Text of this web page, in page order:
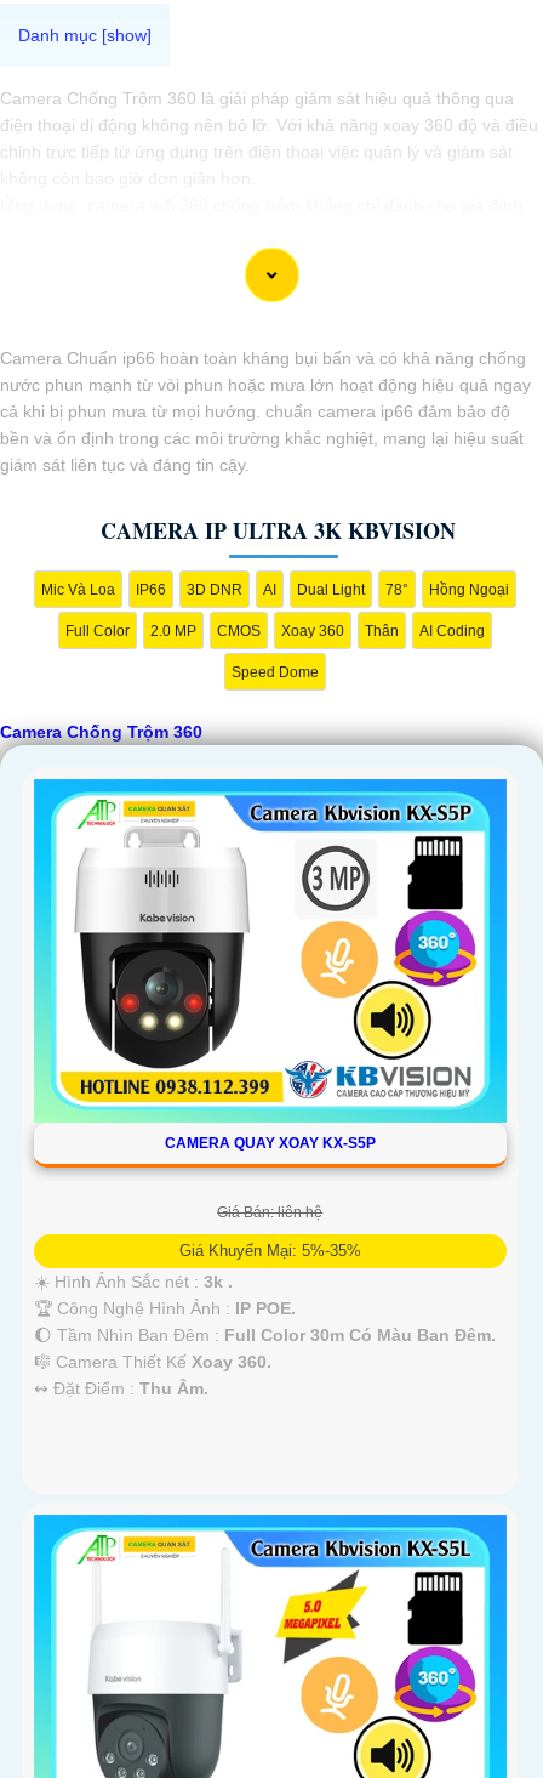
Camera Chống Trộm 360 là giải pháp giám sát hiệu quả thông qua
điện thoại di động không nên bỏ lỡ. Với khả năng xoay 360 độ và điều
chỉnh trực tiếp từ ứng dụng trên điện thoại việc quản lý và giám sát
Camera Chuẩn ip66 hoàn toàn kháng bụi bẩn và có khả năng chống
nước phun mạnh từ vòi phun hoặc mưa lớn hoạt động hiệu quả ngay
cả khi bị phun mưa từ mọi hướng. chuẩn camera ip66 đảm bảo độ
bền và ổn định trong các môi trường khắc nghiệt, mang lại hiệu suất
giám sát liên tục và đáng tin cậy.
CAMERA IP ULTRA 3K KBVISION
Mic Và Loa IP66 3D DNR AI Dual Light 78° Hồng Ngoại
Full Color 2.0 MP CMOS Xoay 360 Thân AI Coding
Speed Dome
Camera Chống Trộm 360
CAMERA QUAY XOAY KX-S5P
Giá Bán: liên hệ
Giá Khuyến Mại: 5%-35%
☀️ Hình Ảnh Sắc nét : 3k .
🏆 Công Nghệ Hình Ảnh : IP POE.
🌔 Tầm Nhìn Ban Đêm : Full Color 30m Có Màu Ban Ðêm.
🎼️ Camera Thiết Kế Xoay 360.
️↭ Đặt Điểm : Thu Âm.